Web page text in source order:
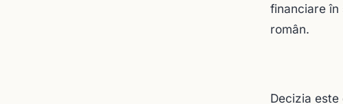
financiare în
român.
Decizia